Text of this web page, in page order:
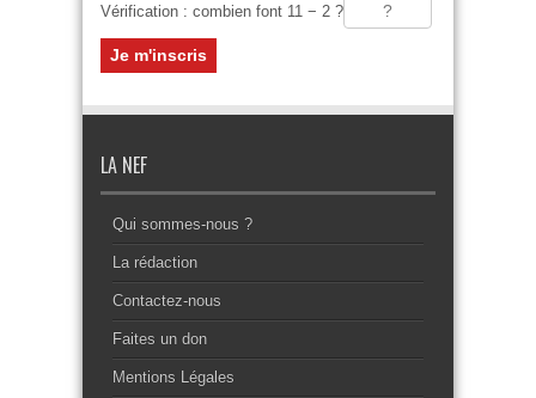
Vérification : combien font 11 − 2 ?
LA NEF
Qui sommes-nous ?
La rédaction
Contactez-nous
Faites un don
Mentions Légales